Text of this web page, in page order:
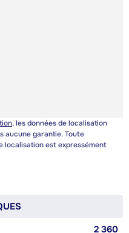
, les données de localisation
aucune garantie. Toute
localisation est expressément
2 360